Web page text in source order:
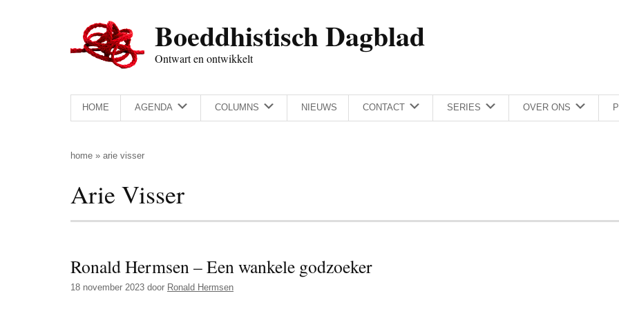
Boeddhistisch Dagblad
Ontwart en ontwikkelt
HOME AGENDA COLUMNS NIEUWS CONTACT SERIES OVER ONS
home » arie visser
Arie Visser
Ronald Hermsen – Een wankele godzoeker
18 november 2023 door Ronald Hermsen